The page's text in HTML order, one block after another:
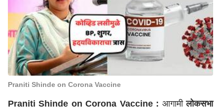
Praniti Shinde on Corona Vaccine
Praniti Shinde on Corona Vaccine: आगामीलोकसभा